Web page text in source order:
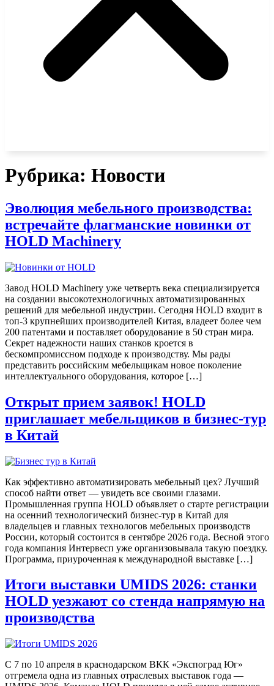
Рубрика: Новости
Эволюция мебельного производства:
встречайте флагманские новинки от
HOLD Machinery
Завод HOLD Machinery уже четверть века специализируется
на создании высокотехнологичных автоматизированных
решений для мебельной индустрии. Сегодня HOLD входит в
топ-3 крупнейших производителей Китая, владеет более чем
200 патентами и поставляет оборудование в 50 стран мира.
Секрет надежности наших станков кроется в
бескомпромиссном подходе к производству. Мы рады
представить российским мебельщикам новое поколение
интеллектуального оборудования, которое […]
Открыт прием заявок! HOLD
приглашает мебельщиков в бизнес-тур
в Китай
Как эффективно автоматизировать мебельный цех? Лучший
способ найти ответ — увидеть все своими глазами.
Промышленная группа HOLD объявляет о старте регистрации
на осенний технологический бизнес-тур в Китай для
владельцев и главных технологов мебельных производств
России, который состоится в сентябре 2026 года. Весной этого
года компания Интервесп уже организовывала такую поездку.
Программа, приуроченная к международной выставке […]
Итоги выставки UMIDS 2026: станки
HOLD уезжают со стенда напрямую на
производства
С 7 по 10 апреля в краснодарском ВКК «Экспоград Юг»
отгремела одна из главных отраслевых выставок года —